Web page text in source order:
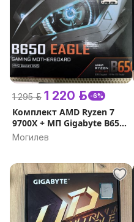
1 295 р. 1 220 р. -6%
Комплект AMD Ryzen 7
9700X + МП Gigabyte B650
Eagle ( гарантия )
Могилев